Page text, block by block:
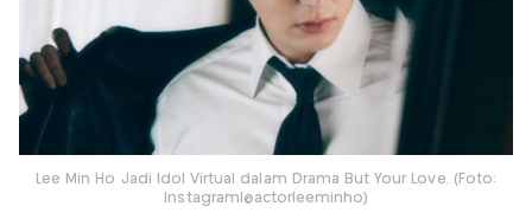
Lee Min Ho Jadi Idol Virtual dalam Drama But Your Love. (Foto:
Instagram|@actorleeminho)